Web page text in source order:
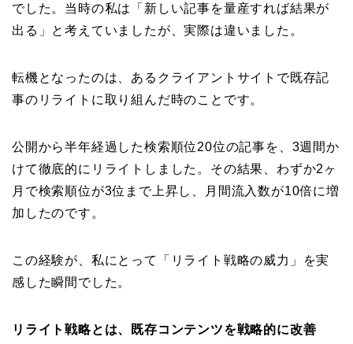
でした。当時の私は「新しい記事を量産すれば結果が
出る」と考えていましたが、実際は違いました。
転機となったのは、あるクライアントサイトで既存記
事のリライトに取り組んだ時のことです。
公開から半年経過した検索順位20位の記事を、3週間か
けて徹底的にリライトしました。その結果、わずか2ヶ
月で検索順位が3位まで上昇し、月間流入数が10倍に増
加したのです。
この経験が、私にとって「リライト戦略の威力」を実
感した瞬間でした。
リライト戦略とは、既存コンテンツを戦略的に改善